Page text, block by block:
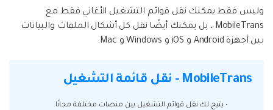
وليس فقط يمكنك نقل قوائم التشغيل الأغاني فقط مع
MobileTrans ، بل يمكنك أيضًا نقل كل أشكال الملفات والبيانات
بين أجهزة Android و iOS و Windows و Mac.
MobileTrans - نقل قائمة التشغيل
• يتيح لك نقل قوائم التشغيل بين منصات مختلفة مجانًا.